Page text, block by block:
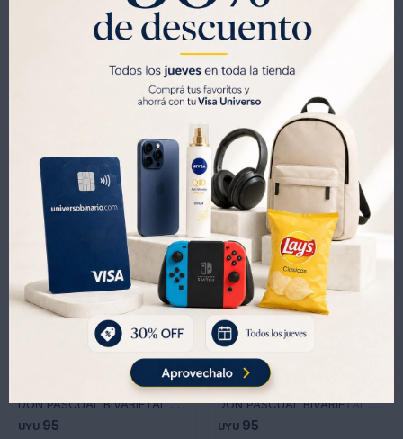
Métodos y costos de envíos
Productos que te pueden interesar
DON PASCUAL BIVARIETAL MINI MALBEC CABERNET 187ML
UYU 95
DON PASCUAL BIVARIETAL MINI BRUT BLANC DE NOIRS 187ML
UYU 95